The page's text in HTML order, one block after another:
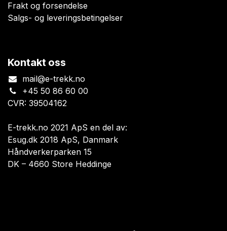
Frakt og forsendelse
Salgs- og leveringsbetingelser
Kontakt oss
mail@e-trekk.no
+45 50 86 60 00
CVR: 39504162
E-trekk.no 2021 ApS en del av:
Esug.dk 2018 ApS, Danmark
Håndverkerparken 15
DK – 4660 Store Heddinge